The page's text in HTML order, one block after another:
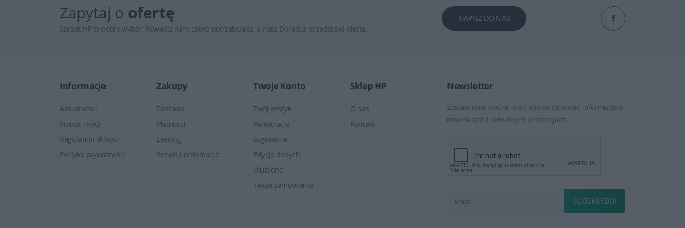
Zapytaj o ofertę
Sprzęt HP to dobry wybór. Powiedz nam czego potrzebujesz, a nasz Doradca przedstawi ofertę.
NAPISZ DO NAS
Informacje
Aktualności
Pomoc i FAQ
Regulamin sklepu
Polityka prywatności
Zakupy
Dostawa
Płatności
Leasing
Serwis i reklamacje
Twoje Konto
Twój koszyk
Rejestracja
Logowanie
Edycja danych
Ulubione
Twoje zamówienia
Sklep HP
O nas
Kontakt
Newsletter
Zostaw nam swój e-mail, aby otrzymywać informacje o
nowościach i aktualnych promocjach.
SUBSKRYBUJ